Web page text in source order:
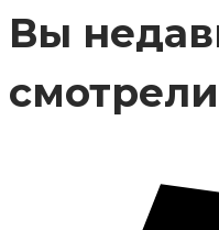
Вы